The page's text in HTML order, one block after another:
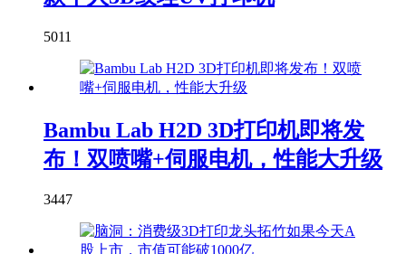
5011
Bambu Lab H2D 3D打印机即将发
布！双喷嘴+伺服电机，性能大升级
3447